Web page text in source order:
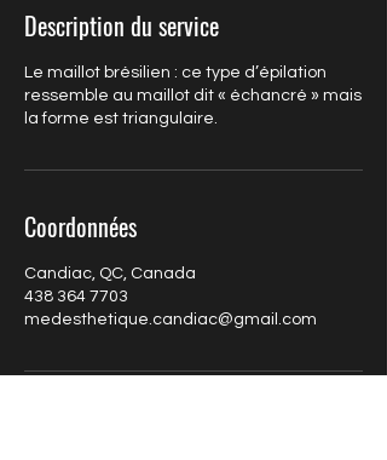
Description du service
Le maillot brésilien : ce type d’épilation
ressemble au maillot dit « échancré » mais
la forme est triangulaire.
Coordonnées
Candiac, QC, Canada
438 364 7703
medesthetique.candiac@gmail.com